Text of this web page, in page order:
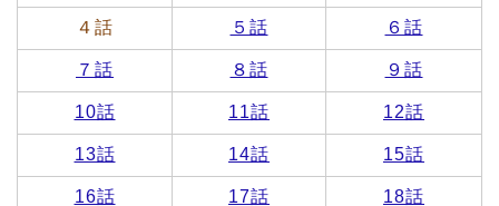
４話 ５話 ６話
７話 ８話 ９話
10話 11話 12話
13話 14話 15話
16話 17話 18話